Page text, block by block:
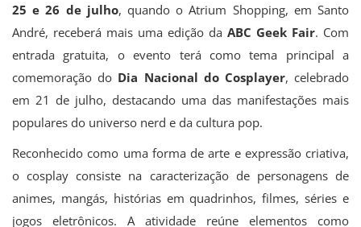
25 e 26 de julho, quando o Atrium Shopping, em Santo
André, receberá mais uma edição da ABC Geek Fair. Com
entrada gratuita, o evento terá como tema principal a
comemoração do Dia Nacional do Cosplayer, celebrado
em 21 de julho, destacando uma das manifestações mais
populares do universo nerd e da cultura pop.
Reconhecido como uma forma de arte e expressão criativa,
o cosplay consiste na caracterização de personagens de
animes, mangás, histórias em quadrinhos, filmes, séries e
jogos eletrônicos. A atividade reúne elementos como